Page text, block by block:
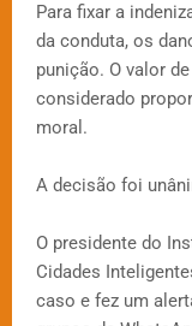
Para fixar a
da conduta, os
punição. O valor
considerado
moral.
A decisão foi
O presidente do
Cidades
caso e fez um